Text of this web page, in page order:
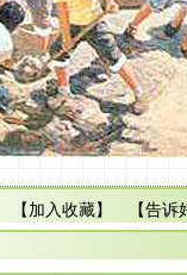
【加入收藏】 【告诉